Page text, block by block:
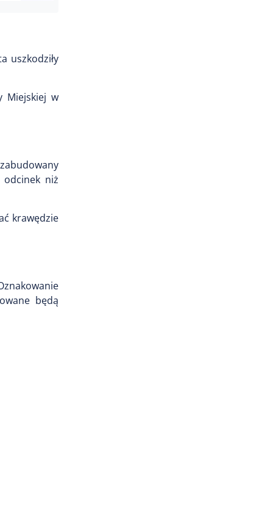
uszkodziły
Miejskiej w
odcinek niż
krawędzie
będą